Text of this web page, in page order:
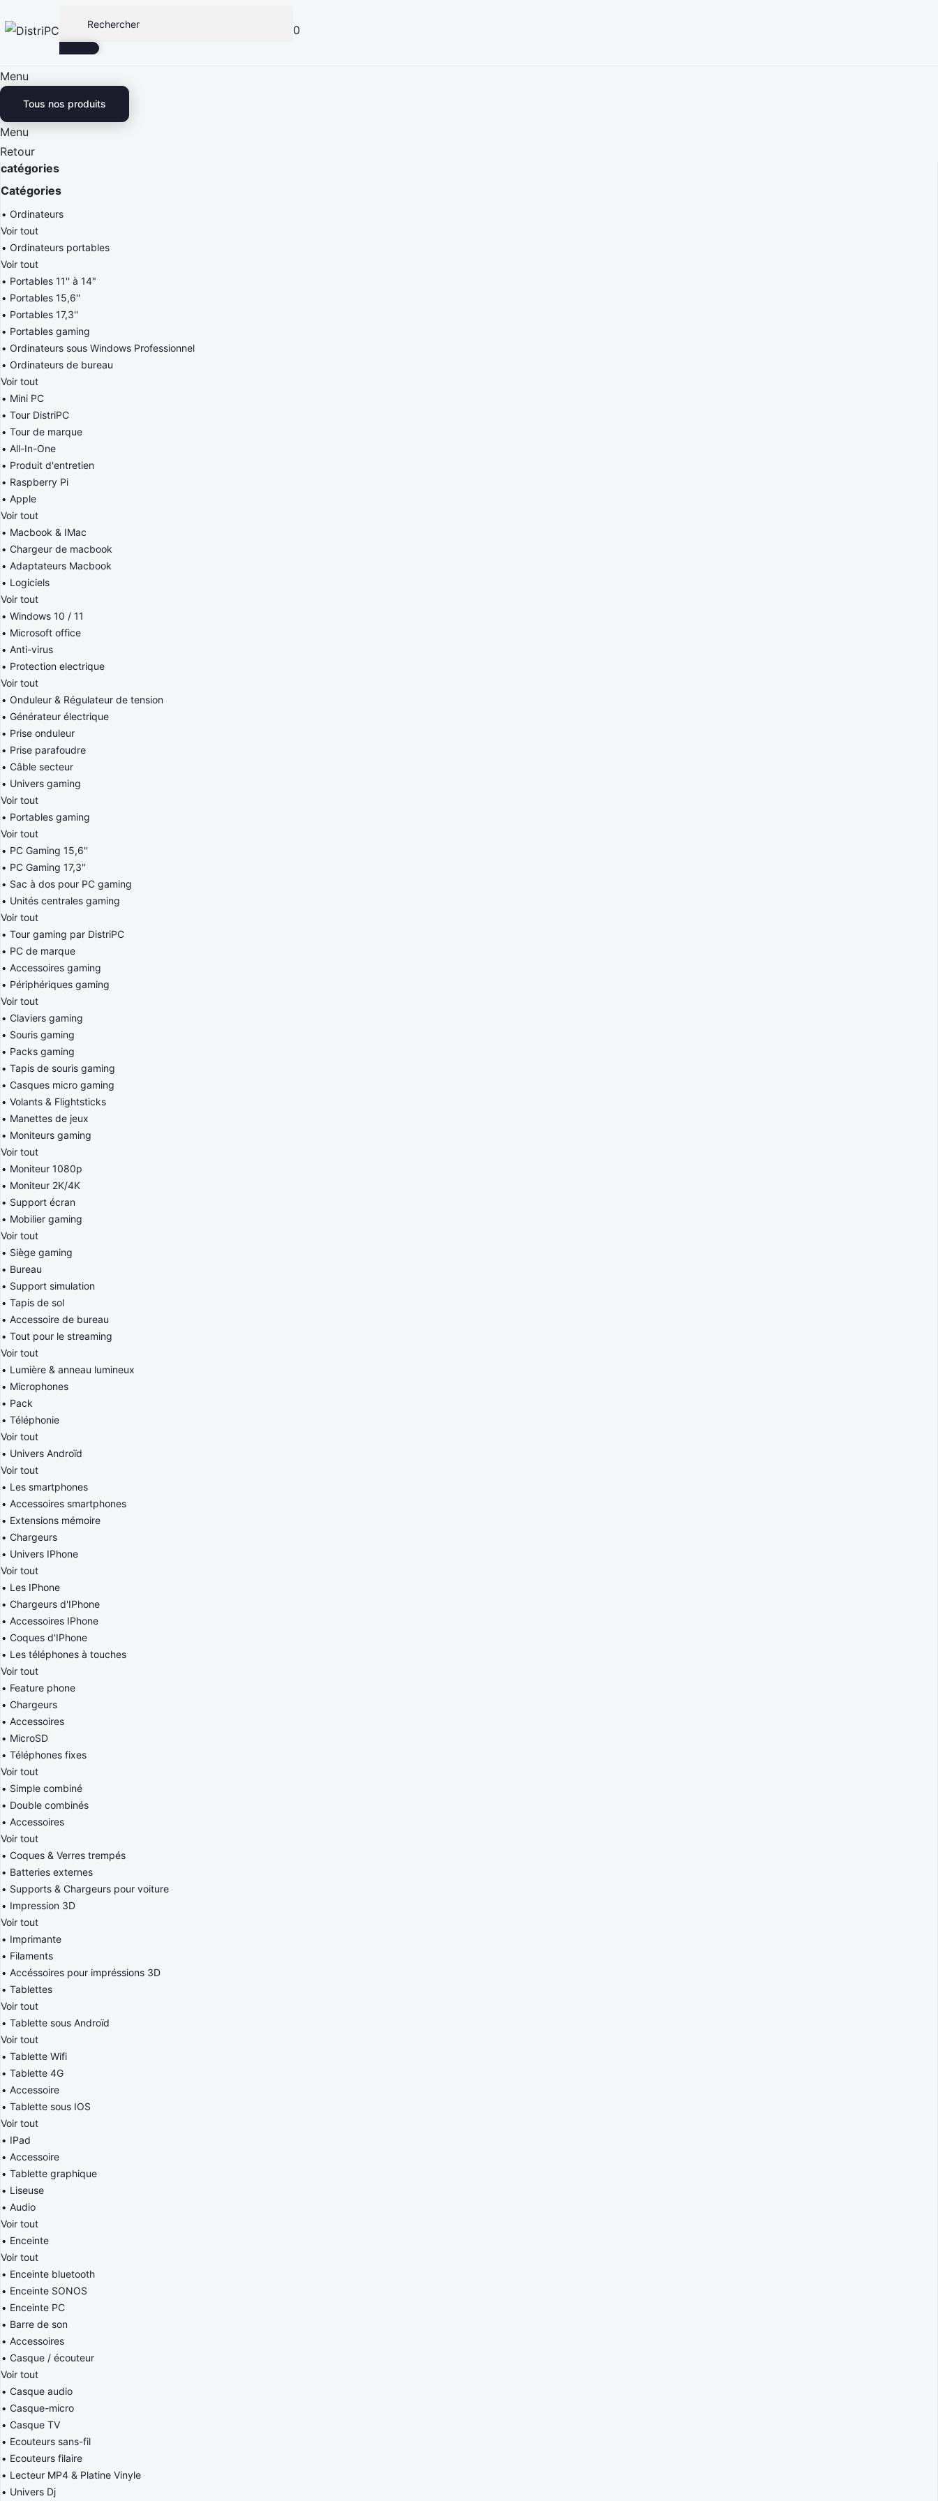
0
Menu
Tous nos produits
Menu
Retour
catégories
Catégories
Ordinateurs
Voir tout
Ordinateurs portables
Voir tout
Portables 11'' à 14"
Portables 15,6''
Portables 17,3''
Portables gaming
Ordinateurs sous Windows Professionnel
Ordinateurs de bureau
Voir tout
Mini PC
Tour DistriPC
Tour de marque
All-In-One
Produit d'entretien
Raspberry Pi
Apple
Voir tout
Macbook & IMac
Chargeur de macbook
Adaptateurs Macbook
Logiciels
Voir tout
Windows 10 / 11
Microsoft office
Anti-virus
Protection electrique
Voir tout
Onduleur & Régulateur de tension
Générateur électrique
Prise onduleur
Prise parafoudre
Câble secteur
Univers gaming
Voir tout
Portables gaming
Voir tout
PC Gaming 15,6''
PC Gaming 17,3''
Sac à dos pour PC gaming
Unités centrales gaming
Voir tout
Tour gaming par DistriPC
PC de marque
Accessoires gaming
Périphériques gaming
Voir tout
Claviers gaming
Souris gaming
Packs gaming
Tapis de souris gaming
Casques micro gaming
Volants & Flightsticks
Manettes de jeux
Moniteurs gaming
Voir tout
Moniteur 1080p
Moniteur 2K/4K
Support écran
Mobilier gaming
Voir tout
Siège gaming
Bureau
Support simulation
Tapis de sol
Accessoire de bureau
Tout pour le streaming
Voir tout
Lumière & anneau lumineux
Microphones
Pack
Téléphonie
Voir tout
Univers Androïd
Voir tout
Les smartphones
Accessoires smartphones
Extensions mémoire
Chargeurs
Univers IPhone
Voir tout
Les IPhone
Chargeurs d'IPhone
Accessoires IPhone
Coques d'IPhone
Les téléphones à touches
Voir tout
Feature phone
Chargeurs
Accessoires
MicroSD
Téléphones fixes
Voir tout
Simple combiné
Double combinés
Accessoires
Voir tout
Coques & Verres trempés
Batteries externes
Supports & Chargeurs pour voiture
Impression 3D
Voir tout
Imprimante
Filaments
Accéssoires pour impréssions 3D
Tablettes
Voir tout
Tablette sous Androïd
Voir tout
Tablette Wifi
Tablette 4G
Accessoire
Tablette sous IOS
Voir tout
IPad
Accessoire
Tablette graphique
Liseuse
Audio
Voir tout
Enceinte
Voir tout
Enceinte bluetooth
Enceinte SONOS
Enceinte PC
Barre de son
Accessoires
Casque / écouteur
Voir tout
Casque audio
Casque-micro
Casque TV
Ecouteurs sans-fil
Ecouteurs filaire
Lecteur MP4 & Platine Vinyle
Univers Dj